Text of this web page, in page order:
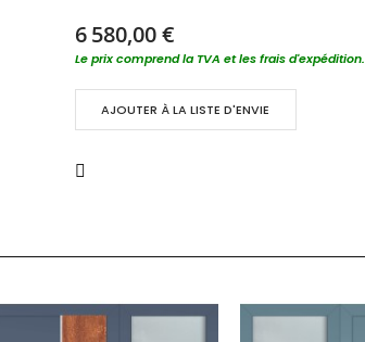
6 580,00 €
Le prix comprend la TVA et les frais d'expédition.
AJOUTER À LA LISTE D'ENVIE